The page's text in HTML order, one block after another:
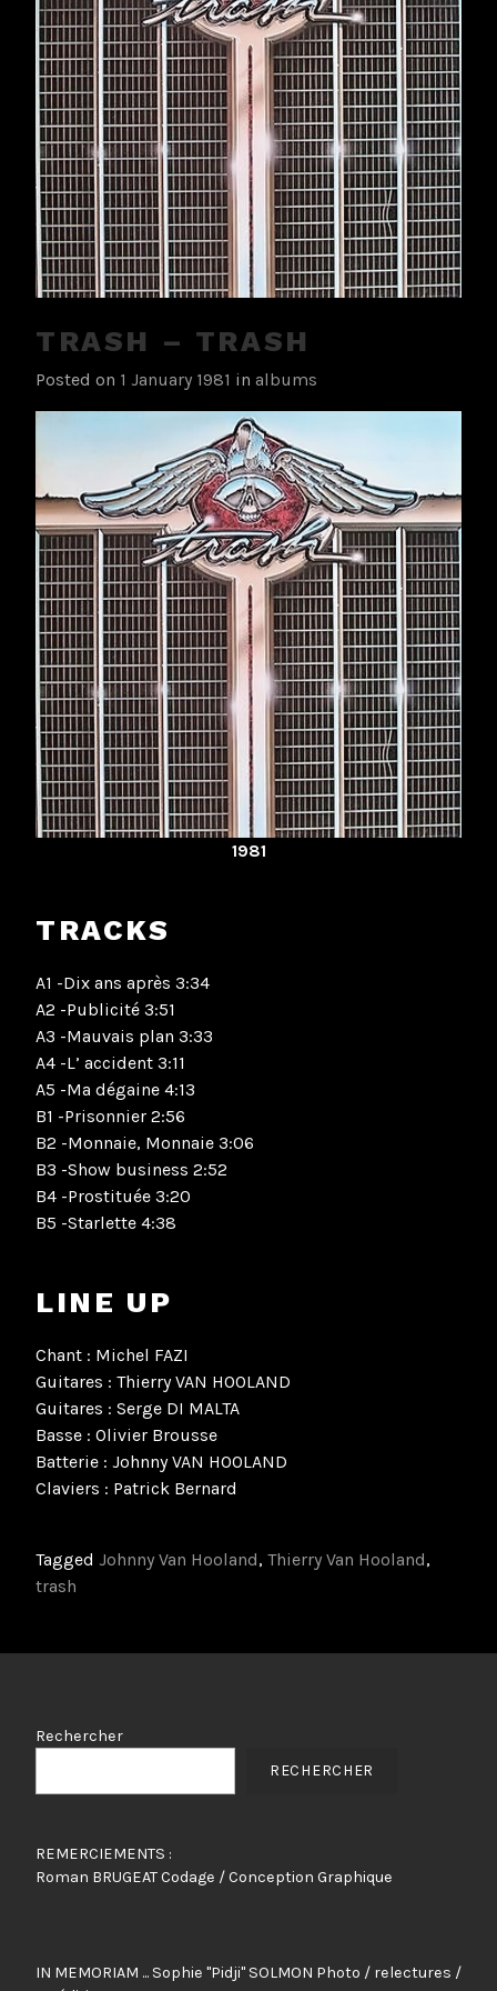
TRASH – TRASH
Posted on 1 January 1981 in albums
1981
TRACKS
A1 -Dix ans après 3:34
A2 -Publicité 3:51
A3 -Mauvais plan 3:33
A4 -L’ accident 3:11
A5 -Ma dégaine 4:13
B1 -Prisonnier 2:56
B2 -Monnaie, Monnaie 3:06
B3 -Show business 2:52
B4 -Prostituée 3:20
B5 -Starlette 4:38
LINE UP
Chant : Michel FAZI
Guitares : Thierry VAN HOOLAND
Guitares : Serge DI MALTA
Basse : Olivier Brousse
Batterie : Johnny VAN HOOLAND
Claviers : Patrick Bernard
Tagged Johnny Van Hooland, Thierry Van Hooland,
trash
Rechercher
RECHERCHER
REMERCIEMENTS :
Roman BRUGEAT Codage / Conception Graphique
IN MEMORIAM ... Sophie "Pidji" SOLMON Photo / relectures /